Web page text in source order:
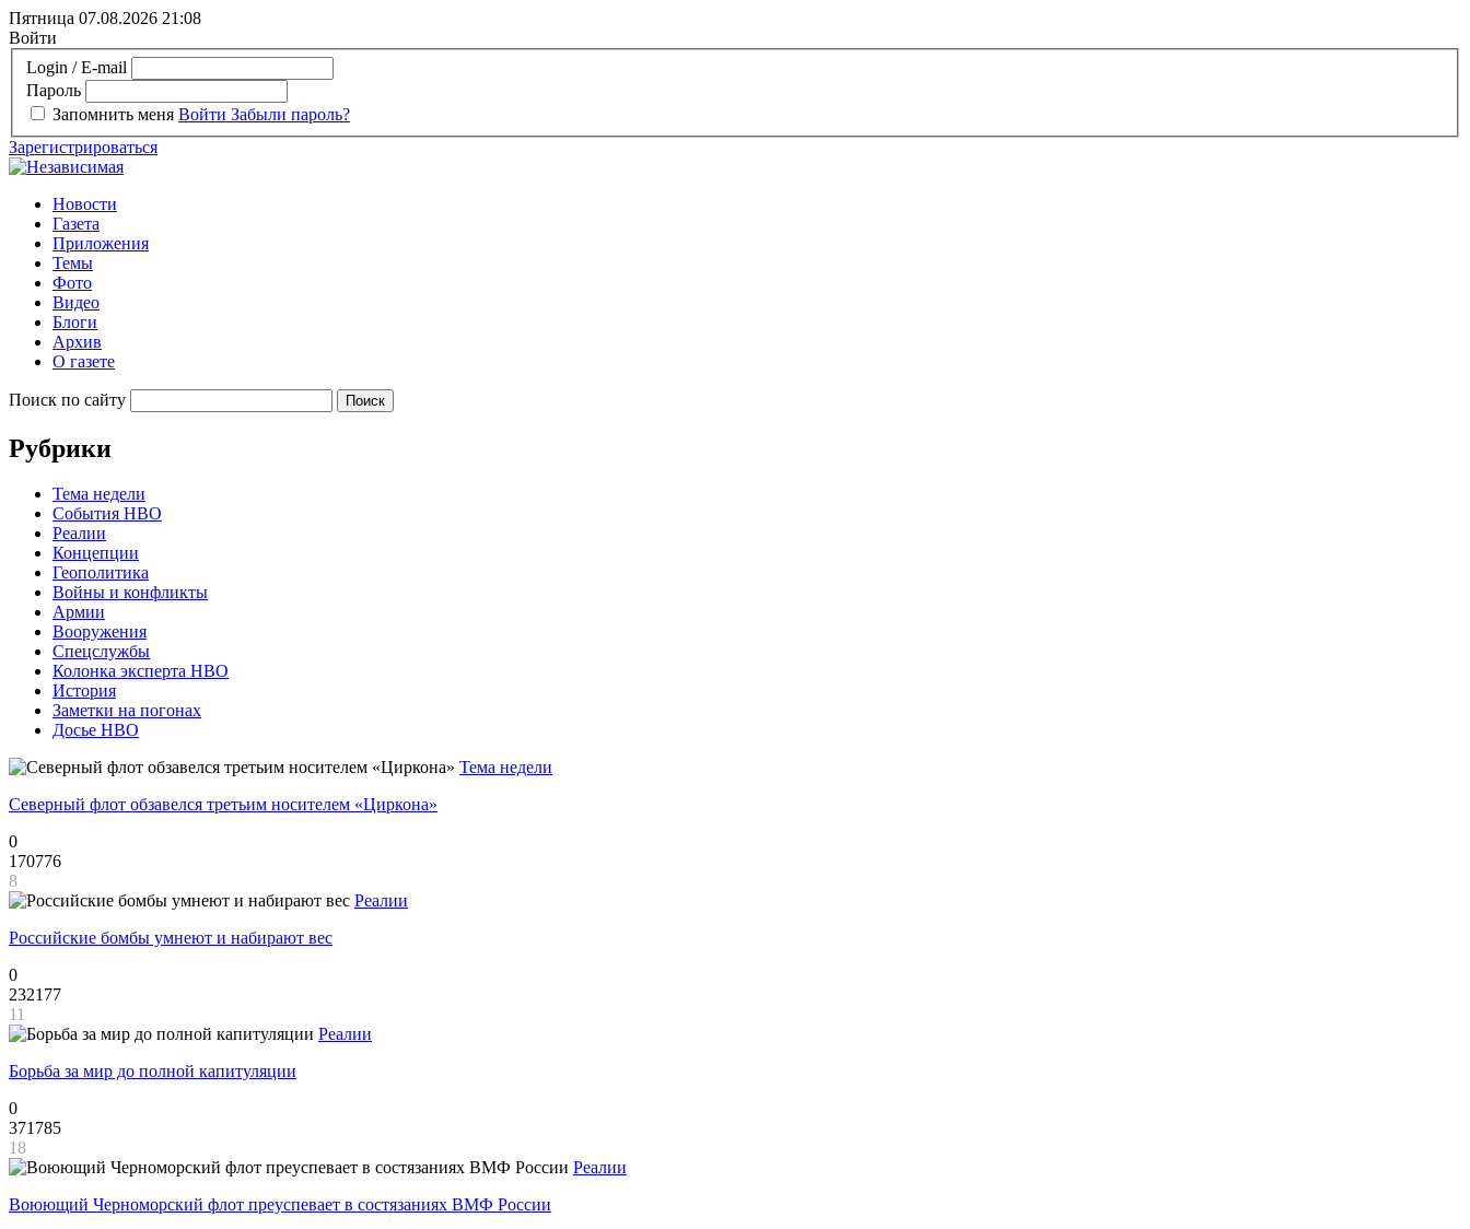
Пятница 07.08.2026 21:08
Войти
Login / E-mail
Пароль
Запомнить меня Войти Забыли пароль?
Зарегистрироваться
Новости
Газета
Приложения
Темы
Фото
Видео
Блоги
Архив
О газете
Поиск по сайту
Рубрики
Тема недели
События НВО
Реалии
Концепции
Геополитика
Войны и конфликты
Армии
Вооружения
Спецслужбы
Колонка эксперта НВО
История
Заметки на погонах
Досье НВО
Тема недели
Северный флот обзавелся третьим носителем «Циркона»
0
170776
8
Реалии
Российские бомбы умнеют и набирают вес
0
232177
11
Реалии
Борьба за мир до полной капитуляции
0
371785
18
Реалии
Воюющий Черноморский флот преуспевает в состязаниях ВМФ России